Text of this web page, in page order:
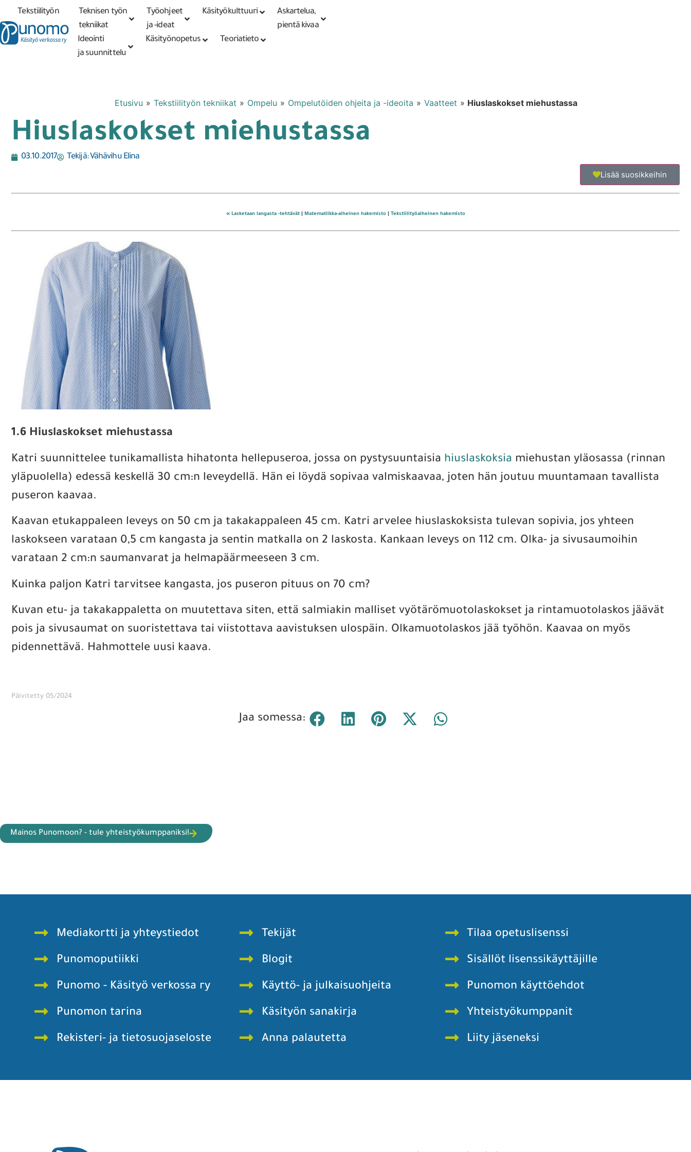
Tarkennettu PunomoputiikkiKirjaudu tai
rekisteröidy
Tekstiilityön
tekniikat
Teknisen työn
tekniikat
Työohjeet
ja -ideat
Käsityökulttuuri
Askartelua,
pientä kivaa
Ideointi
ja suunnittelu
Käsityönopetus Teoriatieto
Etusivu » Tekstiilityön tekniikat » Ompelu » Ompelutöiden ohjeita ja -ideoita » Vaatteet » Hiuslaskokset miehustassa
Hiuslaskokset miehustassa
03.10.2017 Tekijä:Vähävihu Elina
Lisää suosikkeihin
« Lasketaan langasta -tehtävät| Matematiikka-aiheinen hakemisto| Tekstiilityöaiheinen hakemisto
1.6 Hiuslaskokset miehustassa
Katri suunnittelee tunikamallista hihatonta hellepuseroa, jossa on pystysuuntaisia hiuslaskoksia miehustan yläosassa (rinnan
yläpuolella) edessä keskellä 30 cm:n leveydellä. Hän ei löydä sopivaa valmiskaavaa, joten hän joutuu muuntamaan tavallista
puseron kaavaa.
Kaavan etukappaleen leveys on 50 cm ja takakappaleen 45 cm. Katri arvelee hiuslaskoksista tulevan sopivia, jos yhteen
laskokseen varataan 0,5 cm kangasta ja sentin matkalla on 2 laskosta. Kankaan leveys on 112 cm. Olka- ja sivusaumoihin
varataan 2 cm:n saumanvarat ja helmapäärmeeseen 3 cm.
Kuinka paljon Katri tarvitsee kangasta, jos puseron pituus on 70 cm?
Kuvan etu- ja takakappaletta on muutettava siten, että salmiakin malliset vyötärömuotolaskokset ja rintamuotolaskos jäävät
pois ja sivusaumat on suoristettava tai viistottava aavistuksen ulospäin. Olkamuotolaskos jää työhön. Kaavaa on myös
pidennettävä. Hahmottele uusi kaava.
Päivitetty 05/2024
Jaa somessa:
Mainos Punomoon? - tule yhteistyökumppaniksi!
Mediakortti ja yhteystiedot
Punomoputiikki
Punomo - Käsityö verkossa ry
Punomon tarina
Rekisteri- ja tietosuojaseloste
Tekijät
Blogit
Käyttö- ja julkaisuohjeita
Käsityön sanakirja
Anna palautetta
Tilaa opetuslisenssi
Sisällöt lisenssikäyttäjille
Punomon käyttöehdot
Yhteistyökumppanit
Liity jäseneksi